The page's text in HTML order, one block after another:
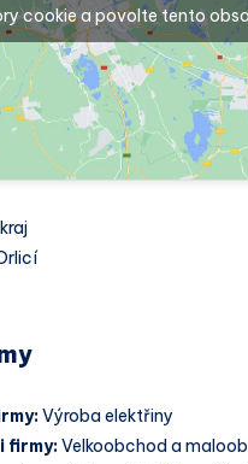
cookie a povolte tento
Výroba elektřiny
firmy:Velkoobchod a